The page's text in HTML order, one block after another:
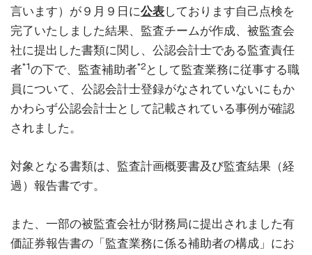
言います）が９月９日に公表しております自己点検を
完了いたしました結果、監査チームが作成、被監査会
社に提出した書類に関し、公認会計士である監査責任
者*1の下で、監査補助者*2として監査業務に従事する職
員について、公認会計士登録がなされていないにもか
かわらず公認会計士として記載されている事例が確認
されました。
対象となる書類は、監査計画概要書及び監査結果（経
過）報告書です。
また、一部の被監査会社が財務局に提出されました有
価証券報告書の「監査業務に係る補助者の構成」にお